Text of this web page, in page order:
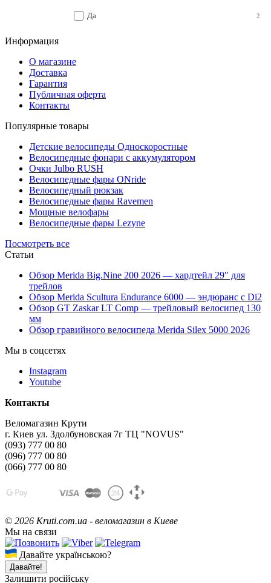
Да 2
Информация
О магазине
Доставка
Гарантия
Публичная оферта
Контакты
Популярные товары
Детские велосипеды Односкоростные
Велосипедные фонари с аккумулятором
Очки Julbo RUSH
Велосипедные фары ONride
Велосипедный рюкзак
Велосипедные фары Ravemen
Мощные велофары
Велосипедные фары Lezyne
Посмотреть все
Статьи
Обзор Merida Big.Nine 200 2026 — хардтейл 29" для
трейлов
Обзор Merida Scultura Endurance 6000 — эндюранс с Di2
Обзор GT Zaskar LT Comp — трейловый велосипед 130
мм
Обзор гравийного велосипеда Merida Silex 5000 2026
Мы в соцсетях
Instagram
Youtube
Контакты
Веломагазин Крути
г. Киев ул. Здолбуновская 7г ТЦ "NOVUS"
(093) 777 00 80
(096) 777 00 80
(066) 777 00 80
© 2026 Kruti.com.ua - веломагазин в Киеве
Мы на связи
Давайте українською?
Давайте!
Залишити російську